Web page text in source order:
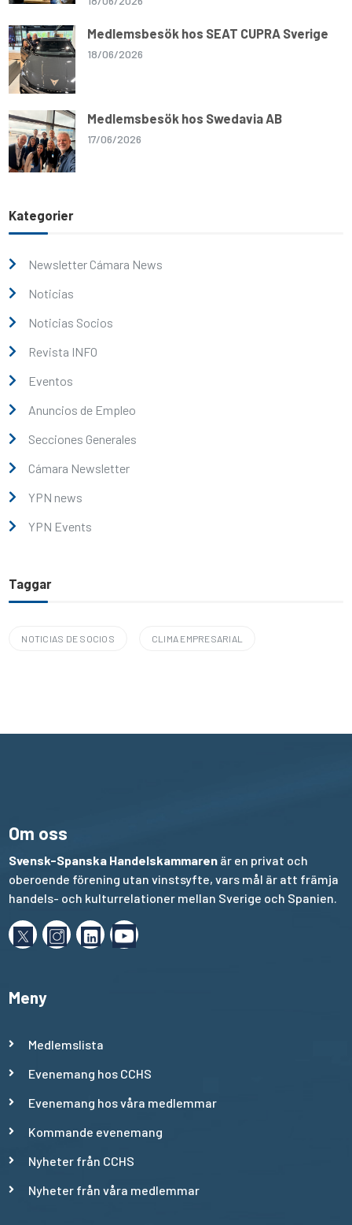
Medlemsbesök hos SEAT CUPRA Sverige
18/06/2026
Medlemsbesök hos Swedavia AB
17/06/2026
Kategorier
Newsletter Cámara News
Noticias
Noticias Socios
Revista INFO
Eventos
Anuncios de Empleo
Secciones Generales
Cámara Newsletter
YPN news
YPN Events
Taggar
NOTICIAS DE SOCIOS CLIMA EMPRESARIAL
Om oss
Svensk-Spanska Handelskammaren är en privat och
oberoende förening utan vinstsyfte, vars mål är att främja
handels- och kulturrelationer mellan Sverige och Spanien.
Meny
Medlemslista
Evenemang hos CCHS
Evenemang hos våra medlemmar
Kommande evenemang
Nyheter från CCHS
Nyheter från våra medlemmar